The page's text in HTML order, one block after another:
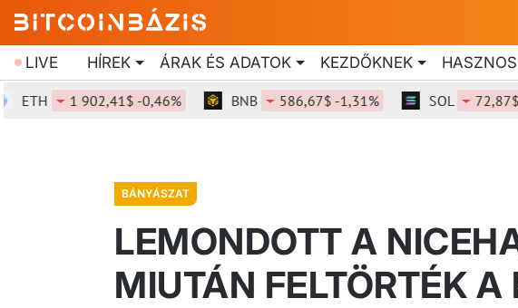
LIVE HÍREK ÁRAK ÉS ADATOK KEZDŐKNEK HASZNOS
1 902,41$ -0,46% BNB 586,67$ -1,31% SOL 72,87$ -
BÁNYÁSZAT
LEMONDOTT A
MIUTÁN FELTÖRTÉK